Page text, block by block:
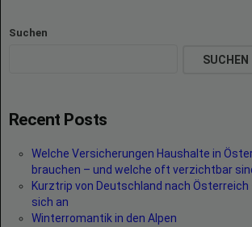
Suchen
SUCHEN
Recent Posts
Welche Versicherungen Haushalte in
brauchen – und welche oft verzichtbar
Kurztrip von Deutschland nach Österreich
sich an
Winterromantik in den Alpen